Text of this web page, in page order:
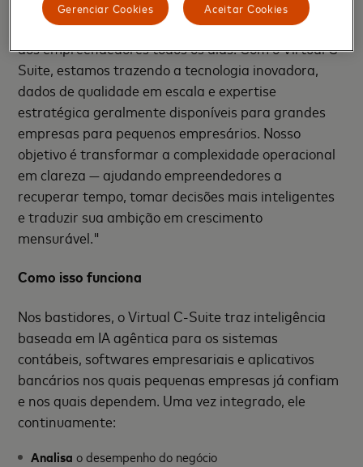
Barnett, Diretor Global de Pequenas e Médias
Empresas da Mastercard. "Ouvimos essas pressões
dos empreendedores todos os dias. Com o Virtual C-
Suite, estamos trazendo a tecnologia inovadora,
dados de qualidade em escala e expertise
estratégica geralmente disponíveis para grandes
empresas para pequenos empresários. Nosso
objetivo é transformar a complexidade operacional
em clareza — ajudando empreendedores a
recuperar tempo, tomar decisões mais inteligentes
e traduzir sua ambição em crescimento
mensurável."
Como isso funciona
Nos bastidores, o Virtual C-Suite traz inteligência
baseada em IA agêntica para os sistemas
contábeis, softwares empresariais e aplicativos
bancários nos quais pequenas empresas já confiam
e nos quais dependem. Uma vez integrado, ele
continuamente:
Analisa o desempenho do negócio
Aceitar Cookies
Gerenciar Cookies